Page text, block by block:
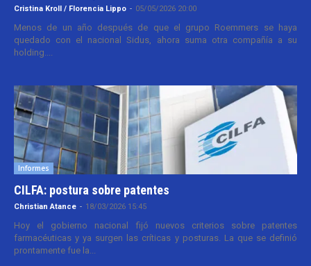
Cristina Kroll / Florencia Lippo - 05/05/2026 20:00
Menos de un año después de que el grupo Roemmers se haya
quedado con el nacional Sidus, ahora suma otra compañía a su
holding....
Informes
CILFA: postura sobre patentes
Christian Atance - 18/03/2026 15:45
Hoy el gobierno nacional fijó nuevos criterios sobre patentes
farmacéuticas y ya surgen las críticas y posturas. La que se definió
prontamente fue la...